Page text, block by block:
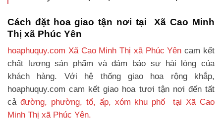
Cách đặt hoa giao tận nơi tại Xã Cao Minh
Thị xã Phúc Yên
hoaphuquy.com Xã Cao Minh Thị xã Phúc Yên cam kết
chất lượng sản phẩm và đảm bảo sự hài lòng của
khách hàng. Với hệ thống giao hoa rộng khắp,
hoaphuquy.com cam kết giao hoa tươi tận nơi đến tất
cả đường, phường, tổ, ấp, xóm khu phố tại Xã Cao
Minh Thị xã Phúc Yên.